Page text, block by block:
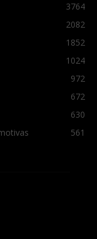
3764
2082
1852
1024
972
672
630
561